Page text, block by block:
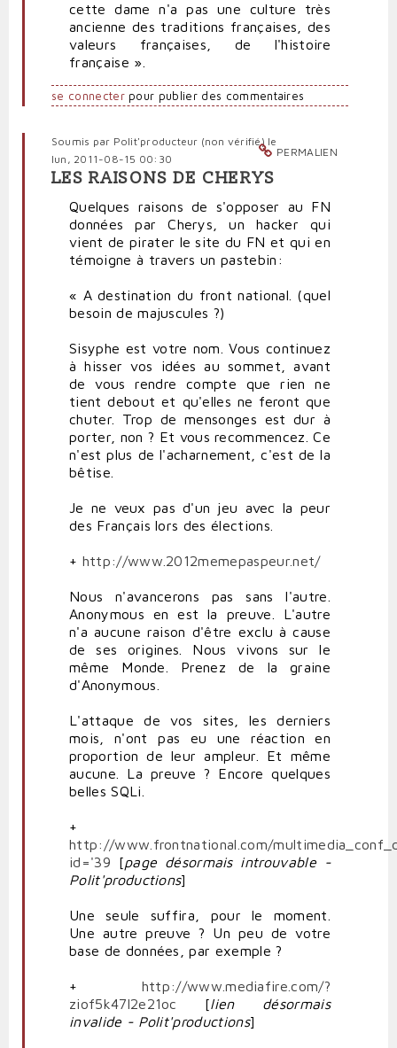
cette dame n'a pas une culture très
ancienne des traditions françaises, des
valeurs françaises, de l'histoire
française ».
se connecterpour publier des commentaires
PERMALIEN
Soumis par Polit'producteur (non vérifié)le
lun, 2011-08-15 00:30
LES RAISONS DE CHERYS
Quelques raisons de s'opposer au FN
données par Cherys, un hacker qui
vient de pirater le site du FN et qui en
témoigne à travers un pastebin:
« A destination du front national. (quel
besoin de majuscules ?)
Sisyphe est votre nom. Vous continuez
à hisser vos idées au sommet, avant
de vous rendre compte que rien ne
tient debout et qu'elles ne feront que
chuter. Trop de mensonges est dur à
porter, non ? Et vous recommencez. Ce
n'est plus de l'acharnement, c'est de la
bêtise.
Je ne veux pas d'un jeu avec la peur
des Français lors des élections.
+ http://www.2012memepaspeur.net/
Nous n'avancerons pas sans l'autre.
Anonymous en est la preuve. L'autre
n'a aucune raison d'être exclu à cause
de ses origines. Nous vivons sur le
même Monde. Prenez de la graine
d'Anonymous.
L'attaque de vos sites, les derniers
mois, n'ont pas eu une réaction en
proportion de leur ampleur. Et même
aucune. La preuve ? Encore quelques
belles SQLi.
+
http://www.frontnational.com/
id='39 [page désormais introuvable -
Polit'productions]
Une seule suffira, pour le moment.
Une autre preuve ? Un peu de votre
base de données, par exemple ?
+ http://www.mediafire.com/?
ziof5k47l2e21oc
[lien désormais
invalide - Polit'productions]